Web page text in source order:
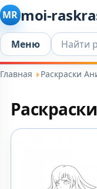
MR moi-
Меню Искать...
Главная Раскраски